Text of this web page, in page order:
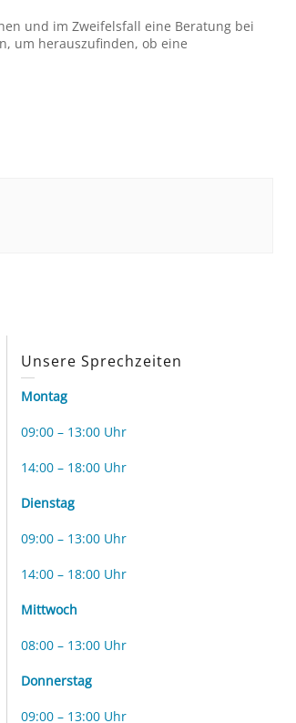
und im Zweifelsfall eine Beratung bei
um herauszufinden, ob eine
Unsere Sprechzeiten
Montag
09:00 – 13:00 Uhr
14:00 – 18:00 Uhr
Dienstag
09:00 – 13:00 Uhr
14:00 – 18:00 Uhr
Mittwoch
08:00 – 13:00 Uhr
Donnerstag
09:00 – 13:00 Uhr